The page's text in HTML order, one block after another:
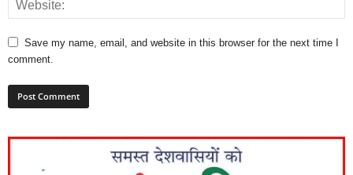
Save my name, email, and website in this browser for the next time I
comment.